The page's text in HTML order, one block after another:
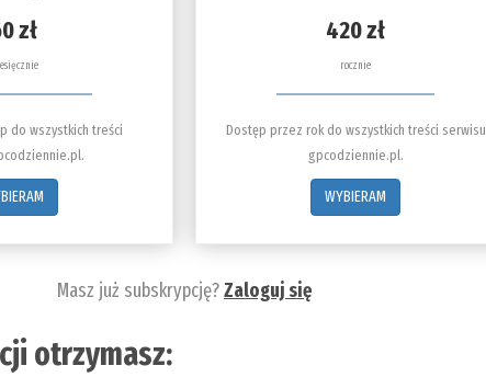
zł
do wszystkich treści
420 zł
rocznie
Dostęp przez rok do wszystkich treści serwisu
gpcodziennie.pl.
WYBIERAM
Masz już subskrypcję?Zaloguj się
otrzymasz: